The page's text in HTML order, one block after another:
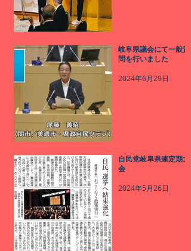
岐阜県議会にて一般質
問を行いました
2024年6月29日
自民党岐阜県連定期大
会
2024年5月26日